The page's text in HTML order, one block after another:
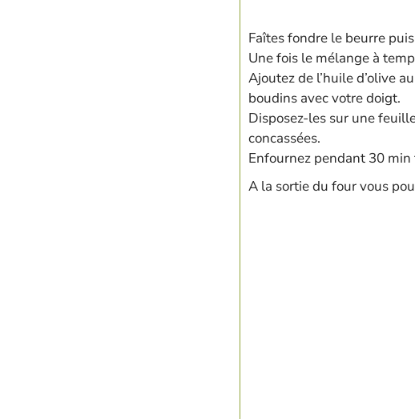
Faîtes fondre le beurre
Une fois le mélange à
Ajoutez de l’huile d’olive
boudins avec votre doigt.
Disposez-les sur une
concassées.
Enfournez pendant 30 min
A la sortie du four vous